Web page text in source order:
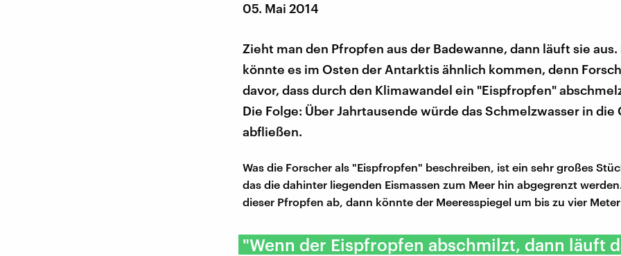
05. Mai 2014
Zieht man den Pfropfen aus der Badewanne, dann läuft sie
könnte es im Osten der Antarktis ähnlich kommen, denn
davor, dass durch den Klimawandel ein "Eispfropfen"
Die Folge: Über Jahrtausende würde das Schmelzwasser in die
abfließen.
Was die Forscher als "Eispfropfen" beschreiben, ist ein sehr großes
das die dahinter liegenden Eismassen zum Meer hin abgegrenzt
dieser Pfropfen ab, dann könnte der Meeresspiegel um bis zu vier
"Wenn der Eispfropfen abschmilzt, dann läuft